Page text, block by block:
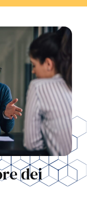
dei